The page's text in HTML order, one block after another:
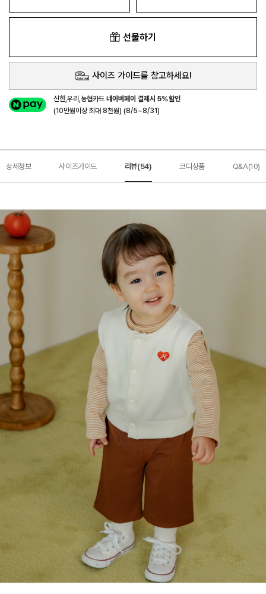
선물하기
사이즈 가이드를 참고하세요!
신한,우리,농협카드네이버페이 결제시 5%할인
(10만원이상 최대 8천원) (8/5~8/31)
상세정보 사이즈가이드 리뷰(54) 코디상품 Q&A(10)